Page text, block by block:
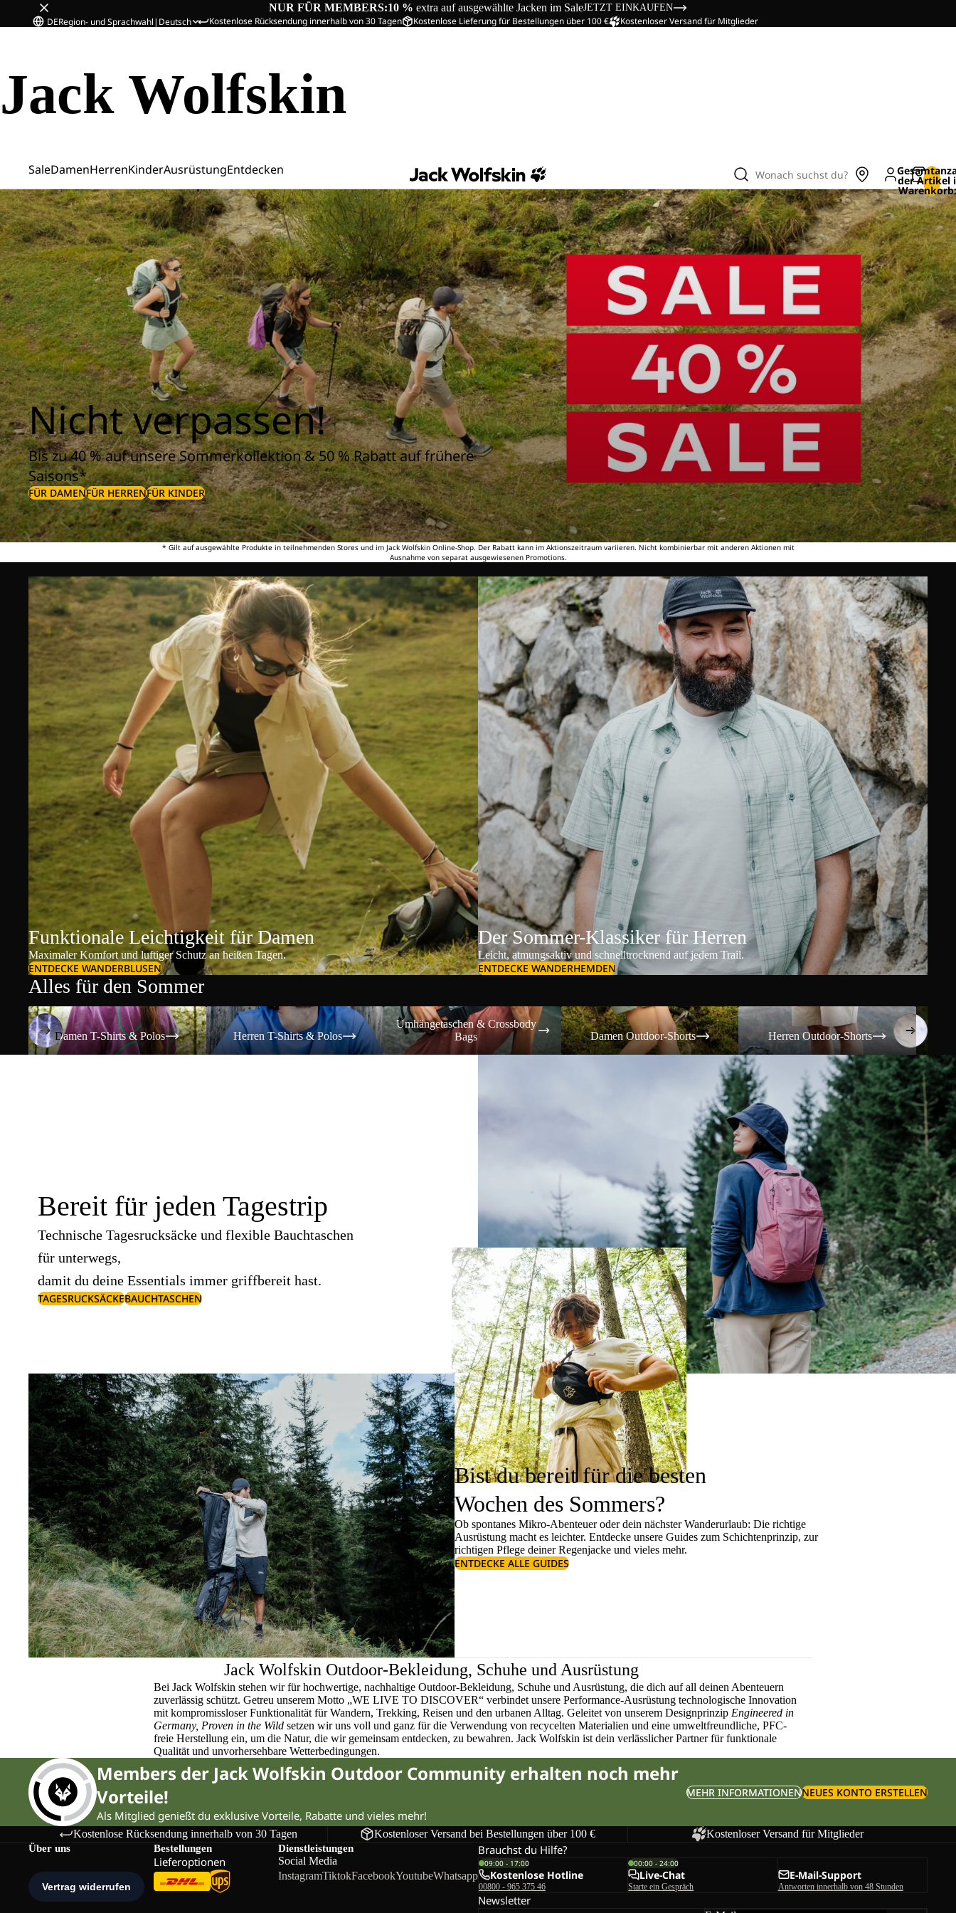
NUR FÜR MEMBERS:10 % extra auf ausgewählte Jacken im SaleJETZT EINKAUFEN
Kostenlose Rücksendung innerhalb von 30 Tagen Kostenlose Lieferung für Bestellungen über 100 € Kostenloser Versand für Mitglieder
DERegion- und Sprachwahl| Deutsch
Jack Wolfskin
SaleDamenHerrenKinderAusrüstungEntdecken Wonach suchst du? der Artikel
Nicht verpassen!
Bis zu 40 % auf unsere Sommerkollektion & 50 % Rabatt auf frühere
Saisons*
FÜR DAMENFÜR HERRENFÜR KINDER
* Gilt auf ausgewählte Produkte in teilnehmenden Stores und im Jack Wolfskin Online-Shop. Der Rabatt kann im Aktionszeitraum variieren. Nicht kombinierbar mit anderen Aktionen mit
Ausnahme von separat ausgewiesenen Promotions.
Funktionale Leichtigkeit für Damen
Maximaler Komfort und luftiger Schutz an heißen Tagen.
ENTDECKE WANDERBLUSEN
Der Sommer-Klassiker für Herren
Leicht, atmungsaktiv und schnelltrocknend auf jedem Trail.
ENTDECKE WANDERHEMDEN
Alles für den Sommer
Damen T-Shirts & Polos
Damen T-Shirts & Polos
Herren T-Shirts & Polos
Herren T-Shirts & Polos
Umhängetaschen & Crossbody Bags
Umhängetaschen & Crossbody
Bags
Damen Outdoor-Shorts
Damen Outdoor-Shorts
Herren Outdoor-Shorts
Herren Outdoor-Shorts
Damen
Bereit für jeden Tagestrip
Technische Tagesrucksäcke und flexible Bauchtaschen
für unterwegs,
damit du deine Essentials immer griffbereit hast.
TAGESRUCKSÄCKEBAUCHTASCHEN
Bist du bereit für die besten
Wochen des Sommers?
Ob spontanes Mikro-Abenteuer oder dein nächster Wanderurlaub: Die richtige
Ausrüstung macht es leichter. Entdecke unsere Guides zum Schichtenprinzip, zur
richtigen Pflege deiner Regenjackeund vieles mehr.
ENTDECKE ALLE GUIDES
Jack Wolfskin Outdoor-Bekleidung, Schuhe und Ausrüstung
Bei Jack Wolfskin stehen wir für hochwertige, nachhaltige Outdoor-Bekleidung, Schuhe und Ausrüstung, die dich auf all deinen Abenteuern
zuverlässig schützt. Getreu unserem Motto „WE LIVE TO DISCOVER“ verbindet unsere Performance-Ausrüstung technologische Innovation
mit kompromissloser Funktionalität für Wandern, Trekking, Reisen und den urbanen Alltag. Geleitet von unserem Designprinzip Engineered in
Germany, Proven in the Wild setzen wir uns voll und ganz für die Verwendung von recycelten Materialien und eine umweltfreundliche, PFC-
freie Herstellung ein, um die Natur, die wir gemeinsam entdecken, zu bewahren. Jack Wolfskin ist dein verlässlicher Partner für funktionale
Qualität und unvorhersehbare Wetterbedingungen.
Members der Jack Wolfskin Outdoor Community erhalten noch mehr
Vorteile!
Als Mitglied genießt du exklusive Vorteile, Rabatte und vieles mehr!
MEHR INFORMATIONENNEUES KONTO ERSTELLEN
Kostenlose Rücksendung innerhalb von 30 Tagen Kostenloser Versand bei Bestellungen über 100 € Kostenloser Versand für Mitglieder
Über uns Bestellungen
Lieferoptionen
Dienstleistungen
Social Media
InstagramTiktokFacebookYoutubeWhatsapp
Brauchst du Hilfe?
09:00 - 17:00
Kostenlose Hotline
00800 - 965 375 46
00:00 - 24:00
Live-Chat
Starte ein Gespräch
E-Mail-Support
Antworten innerhalb von 48 Stunden
Newsletter